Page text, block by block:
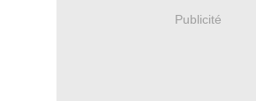
Publicité